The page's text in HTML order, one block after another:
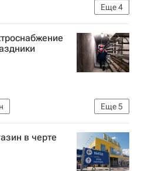
Еще4
ЖКХ
в России
Еще5
для жизни
Москвы
в черте